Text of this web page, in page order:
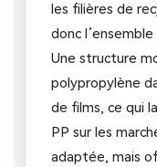
les filières de
donc
Une structure
polypropylène
de films, ce qui
PP sur les
adaptée, mais